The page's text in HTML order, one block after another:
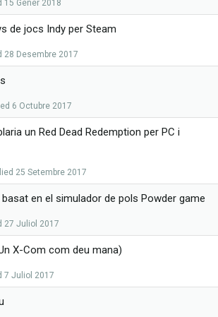
15 Gener 2018
de jocs Indy per Steam
28 Desembre 2017
6 Octubre 2017
un Red Dead Redemption per PC i
25 Setembre 2017
en el simulador de pols Powder game
27 Juliol 2017
X-Com com deu mana)
7 Juliol 2017